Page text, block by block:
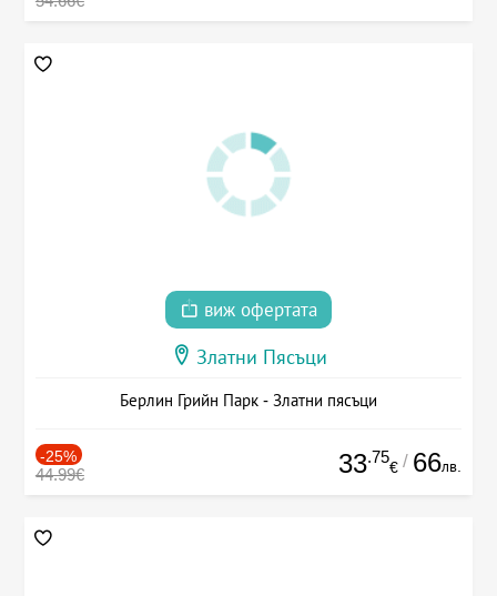
виж офертата
Златни Пясъци
Берлин Грийн Парк - Златни пясъци
-25%
44.99€ 33.75
€ / 66лв.